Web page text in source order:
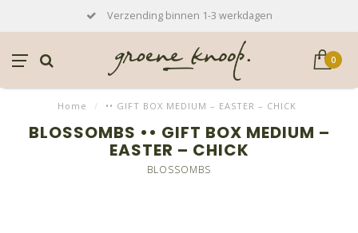
Verzending binnen 1-3 werkdagen
0
Home / •• GIFT BOX MEDIUM – EASTER – CHICK
BLOSSOMBS •• GIFT BOX MEDIUM –
EASTER – CHICK
BLOSSOMBS